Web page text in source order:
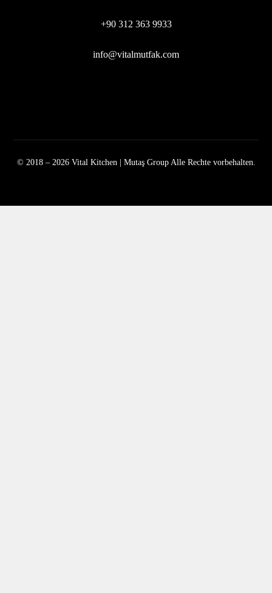
+90 312 363 9933
info@vitalmutfak.com
© 2018 – 2026 Vital Kitchen | Mutaş Group Alle Rechte vorbehalten.